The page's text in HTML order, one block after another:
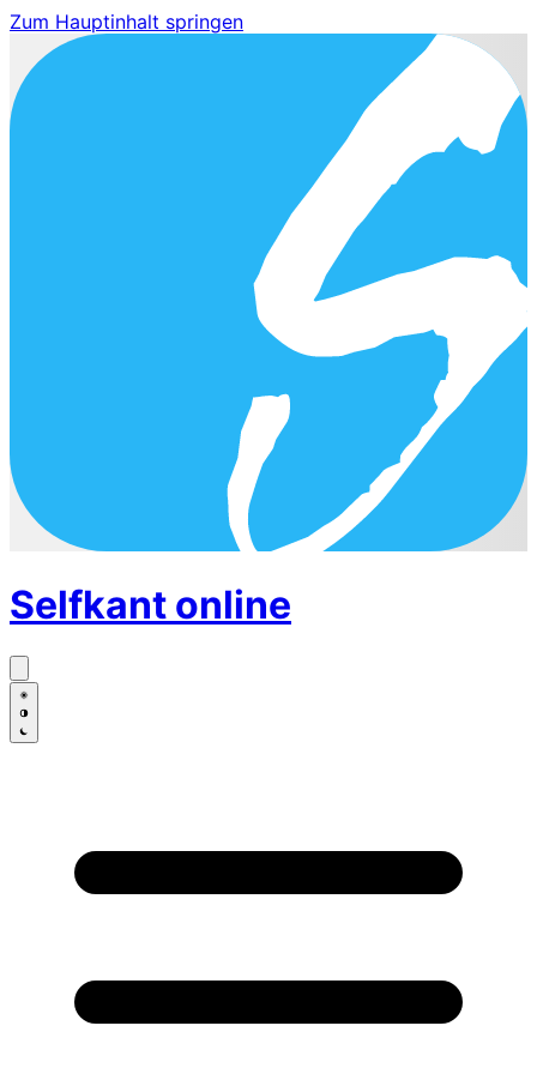
Zum Hauptinhalt springen
Selfkant online